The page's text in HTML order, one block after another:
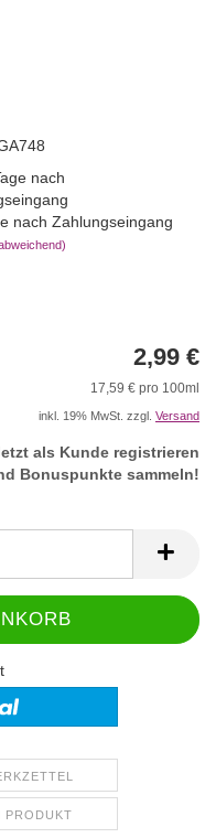
nach Zahlungseingang
2,99 €
17,59 € pro 100ml
inkl. 19% MwSt. zzgl. Versand
als Kunde registrieren
Bonuspunkte sammeln!
PRODUKT